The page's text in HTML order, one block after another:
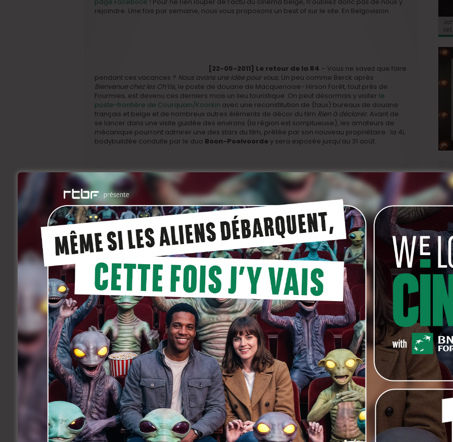
rejoindre. Une fois par semaine, nous vous proposons un best of sur le site. En Belgovision.
[22-05-2011] Le retour de la R4 – Vous ne savez que faire
pendant ces vacances ? Nous avons une idée pour vous. Un peu comme Berck après
Bienvenue chez les Ch’tis, le poste de douane de Macquenoise- Hirson Forêt, tout près de
Fourmies, est devenu ces derniers mois un lieu touristique. On peut désormais y visiter le
poste-frontière de Courquain/Koorkin avec une reconstitution de (faux) bureaux de douane
français et belge et de nombreux autres éléments de décor du film Rien à déclarer. Avant de
se lancer dans une visite guidée des environs (la région est somptueuse), les amateurs de
mécanique pourront admirer une des stars du film, prêtée par son nouveau propriétaire : la 4L
bodybuildée conduite par le duo Boon-Poelvoorde y sera exposée jusqu’au 31 août.
[21-05-2011]
– Amadou, clandestin africain prêt à
tout pour échapper à sa condition débarque à Bruxelles dans l’espoir d’y trouver une vie
décente. Mais la réalité est différente: seules la misère et l’exploitation l’y attendent. Car nous
ne sommes pas dans un conte de fée :L’Envahisseurest un film réaliste, dur, à l’image de notre
temps. Il s’agit pourNicolas Provost
d’un premier long métrage après avoir tourné dix-sept
(17 !!!) courts, ponctués par Starduststarring John Voight, Dennis Hopper
et Jack Nicholson.
La toute grande classe.
[20-05-2011]Quels festivals !–C’est officiel: Les Géants de
Bouli Lanners sera proposé le 30 septembre en ouverture du 26 eFestival international du film
francophone de Namur.Mais ce n’est pas tout : il est également retenu en sélection officielle au
Festival du film francophone d’Angoulêmequi se déroulera du 24 au 28 août et sera présidé
par Vincent Pérez. La bande annonce du film est à voirICIet le nouveau petit making of officiel
ICI . Pour couronner le tout,Bram Vanparys(The Bony King of Nowhere), qui s’est lui aussi
produit en festival, mais à Dour pour changer s’apprête à sortir la bande originale du film sur
CD et sur les boutiques numériques. En attendant, vous pouvez découvrir le clipICI
[19-05-2011]Menteur Menteur– Trois zozos sans
expérience qui s’occupent de la protection rapprochée d’une jeune et jolie héritière, traquée
par des tueurs à gages : voilà qui promet de rocambolesques aventures.Les Mythos
est une
comédie débridée sortie en salles mercredi 20. Plusieurs acteurs belges y revendiquent leur
singularité:Renaud Rutten, notre grand amiCharlie Dupont
et, la star du film, la nouvelle
blonde vagabonde qui nous fait oublier les secondes:Virginie Crayencour. C’est du lourd !
Pour en savoir plus sur le film, filez voir l’article que nous lui avons consacré, c’estICI
«
du
«